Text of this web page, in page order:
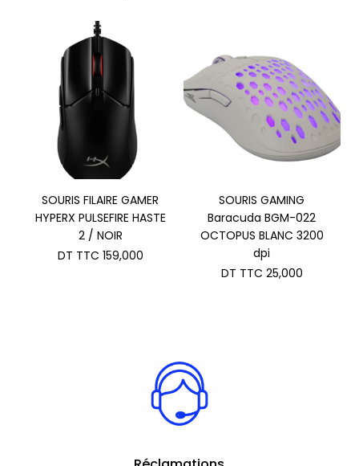
TTC 2.320,000.
SOURIS FILAIRE GAMER
HYPERX PULSEFIRE HASTE
2 / NOIR
DT TTC 159,000
SOURIS GAMING
Baracuda BGM-022
OCTOPUS BLANC 3200
dpi
DT TTC 25,000